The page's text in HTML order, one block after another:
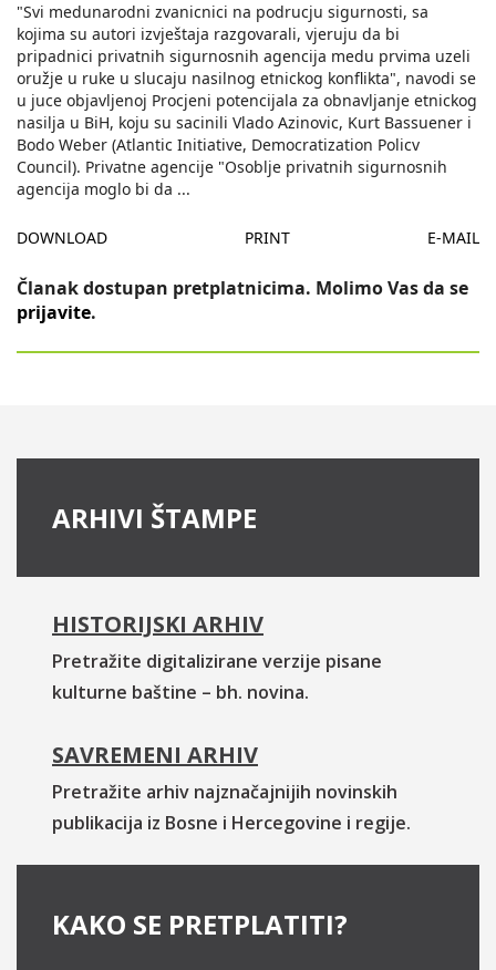
"Svi medunarodni zvanicnici na podrucju sigurnosti, sa
kojima su autori izvještaja razgovarali, vjeruju da bi
pripadnici privatnih sigurnosnih agencija medu prvima uzeli
oružje u ruke u slucaju nasilnog etnickog konflikta", navodi se
u juce objavljenoj Procjeni potencijala za obnavljanje etnickog
nasilja u BiH, koju su sacinili Vlado Azinovic, Kurt Bassuener i
Bodo Weber (Atlantic Initiative, Democratization Policv
Council). Privatne agencije "Osoblje privatnih sigurnosnih
agencija moglo bi da ...
DOWNLOAD PRINT E-MAIL
Članak dostupan pretplatnicima. Molimo Vas da se
prijavite.
ARHIVI ŠTAMPE
HISTORIJSKI ARHIV
Pretražite digitalizirane verzije pisane
kulturne baštine – bh. novina.
SAVREMENI ARHIV
Pretražite arhiv najznačajnijih novinskih
publikacija iz Bosne i Hercegovine i regije.
KAKO SE PRETPLATITI?